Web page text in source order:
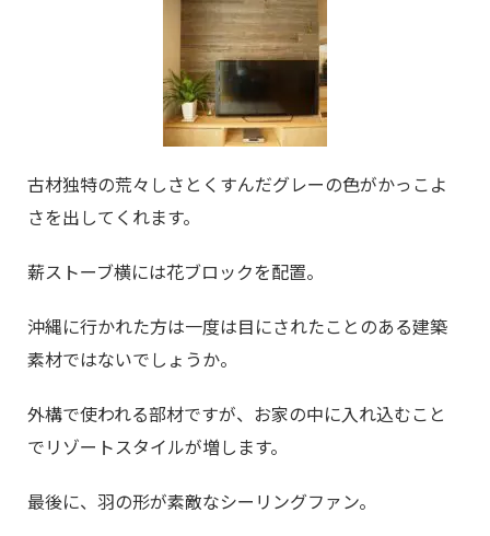
古材独特の荒々しさとくすんだグレーの色がかっこよ
さを出してくれます。
薪ストーブ横には花ブロックを配置。
沖縄に行かれた方は一度は目にされたことのある建築
素材ではないでしょうか。
外構で使われる部材ですが、お家の中に入れ込むこと
でリゾートスタイルが増します。
最後に、羽の形が素敵なシーリングファン。